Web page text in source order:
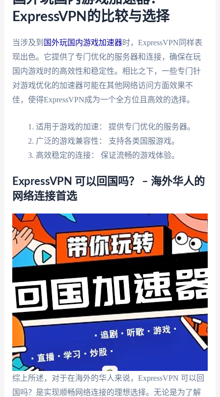
ExpressVPN的比较与选择
当涉及到 国外玩国内游戏加速器时，ExpressVPN同样表
现出色。它提供了专门优化的服务器和连接，确保在玩
国内游戏时的高效性和稳定性。相比之下，一些专门针
对游戏优化的加速器可能在其他网络访问方面效果不
佳，使得ExpressVPN成为一个全方位且高效的选择。
适用于游戏的加速： 提供专门优化的服务器。
广泛的游戏兼容性： 支持各类国服游戏。
高效稳定的连接： 保证流畅的游戏体验。
ExpressVPN 可以回国吗？ – 海外华人的
网络连接首选
综上所述，对于在海外的华人来说，ExpressVPN 可以回
国吗？是实现顺畅网络连接的理想选择。无论是为了解